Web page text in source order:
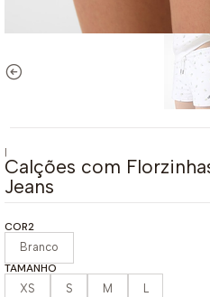
|
Calções com
Jeans
COR2
Branco
TAMANHO
XS S M L